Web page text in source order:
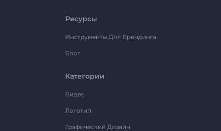
Ресурсы
Инструменты Для Брендинга
Блог
Категории
Видео
Логотип
Графический Дизайн